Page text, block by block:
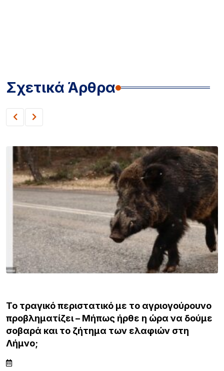
Σχετικά Άρθρα
Το τραγικό περιστατικό με το αγριογούρουνο
προβληματίζει – Μήπως ήρθε η ώρα να δούμε
σοβαρά και το ζήτημα των ελαφιών στη
Λήμνο;